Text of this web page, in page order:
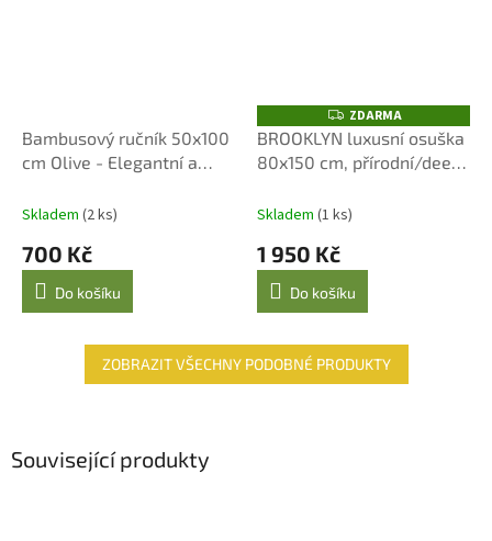
Bambusový ručník 50x100
cm Olive - Elegantní a
Skladem (2 ks)
700 Kč
Do košíku
Z
D
A
M
ZDARMA
BROOKLYN luxusní osuška
80x150 cm, přírodní/deep
Skladem (1 ks)
1 950 Kč
Do košíku
ZOBRAZIT VŠECHNY PODOBNÉ PRODUKTY
Související produkty